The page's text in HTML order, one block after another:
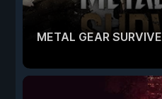
METAL GEAR SURVIVE